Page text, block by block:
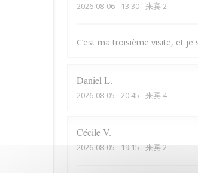
2026-08-06- 13:30 - 来宾 2
C’est ma troisième visite, et
Daniel L
2026-08-05 - 20:45 - 来宾 4
CécileV
2026-08-05 - 19:15 - 来宾 2